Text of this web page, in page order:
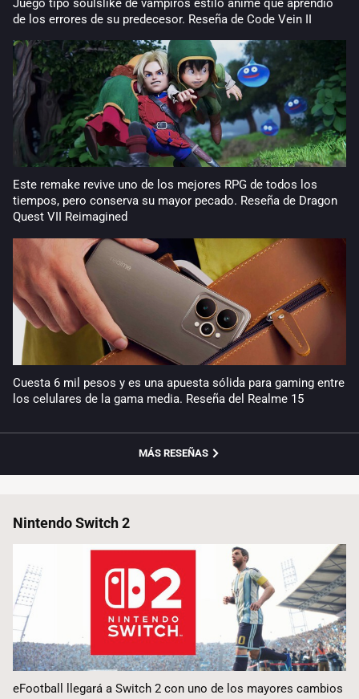
Juego tipo soulslike de vampiros estilo anime que aprendió
de los errores de su predecesor. Reseña de Code Vein II
Este remake revive uno de los mejores RPG de todos los
tiempos, pero conserva su mayor pecado. Reseña de Dragon
Quest VII Reimagined
Cuesta 6 mil pesos y es una apuesta sólida para gaming entre
los celulares de la gama media. Reseña del Realme 15
MÁS RESEÑAS
Nintendo Switch 2
eFootball llegará a Switch 2 con uno de los mayores cambios